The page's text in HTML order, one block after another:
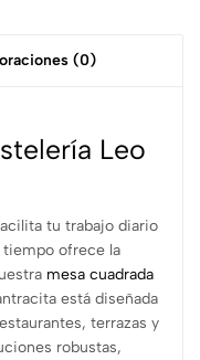
(0)
Leo
tu trabajo diario
tiempo ofrece la
mesa cuadrada
está diseñada
terrazas y
robustas,